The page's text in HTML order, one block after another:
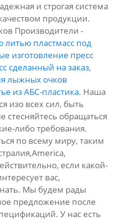
и строгая система
продукции.
Производители -
литью пластмасс под
изготовление пресс
сделанный на заказ,
лыжных очков
из АБС-пластика. Наша
изо всех сил, быть
обращаться
либо требования.
по всему миру, таким
если какой-
вас,
Мы будем рады
предложение после
У нас есть